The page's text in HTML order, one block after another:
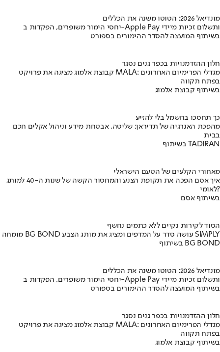
מונדיאל 2026: הטוטו משנה את הכללים
יחסי הימור משופרים, הפקדות ב-Apple Pay ותשלום זכיות מיידי
בשיתוף המועצה להסדר ההימורים בספורט
חלון ההזדמנויות בכפר גנים נסגר
קבוצת אלמוג מציגה את פרויקט MALA: מגדלי הפרימיום האחרונים
בפתח תקווה
בשיתוף קבוצת אלמוג
כך תחסכו בחשמל בלי להזיע
מהפכת האנרגיה של תדיראן: שליטה, אבטחת מידע וניהול אקלים חכם
בבית
בשיתוף TADIRAN
מאחורי הקלעים של הטעם הישראלי
איך אסם הפכה את תקופת הצנע והמחסור הקשה של שנות ה-40 למותג
לאומי?
בשיתוף אסם
הסוד לקירות נקיים ללא כתמים נחשף
מומחה BG BOND עושה סדר על המדפים ומציג את מותג הצבע SIMPLY
בשיתוף BG BOND
מונדיאל 2026: הטוטו משנה את הכללים
יחסי הימור משופרים, הפקדות ב-Apple Pay ותשלום זכיות מיידי
בשיתוף המועצה להסדר ההימורים בספורט
חלון ההזדמנויות בכפר גנים נסגר
קבוצת אלמוג מציגה את פרויקט MALA: מגדלי הפרימיום האחרונים
בפתח תקווה
בשיתוף קבוצת אלמוג